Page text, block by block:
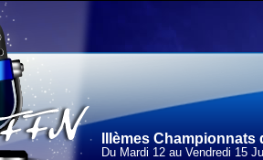
IIIèmes
Du Mardi 12 au Vendredi 15